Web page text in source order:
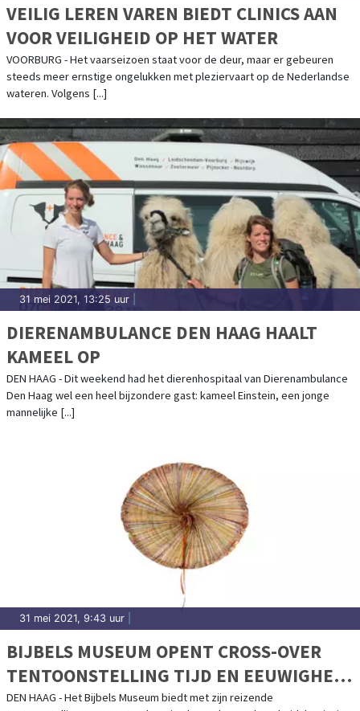
VEILIG LEREN VAREN BIEDT CLINICS AAN
VOOR VEILIGHEID OP HET WATER
VOORBURG - Het vaarseizoen staat voor de deur, maar er gebeuren
steeds meer ernstige ongelukken met pleziervaart op de Nederlandse
wateren. Volgens [...]
31 mei 2021, 13:25 uur
DIERENAMBULANCE DEN HAAG HAALT
KAMEEL OP
DEN HAAG - Dit weekend had het dierenhospitaal van Dierenambulance
Den Haag wel een heel bijzondere gast: kameel Einstein, een jonge
mannelijke [...]
31 mei 2021, 9:43 uur
BIJBELS MUSEUM OPENT CROSS-OVER
TENTOONSTELLING TIJD EN EEUWIGHEID
IN DEN HAAG
DEN HAAG - Het Bijbels Museum biedt met zijn reizende